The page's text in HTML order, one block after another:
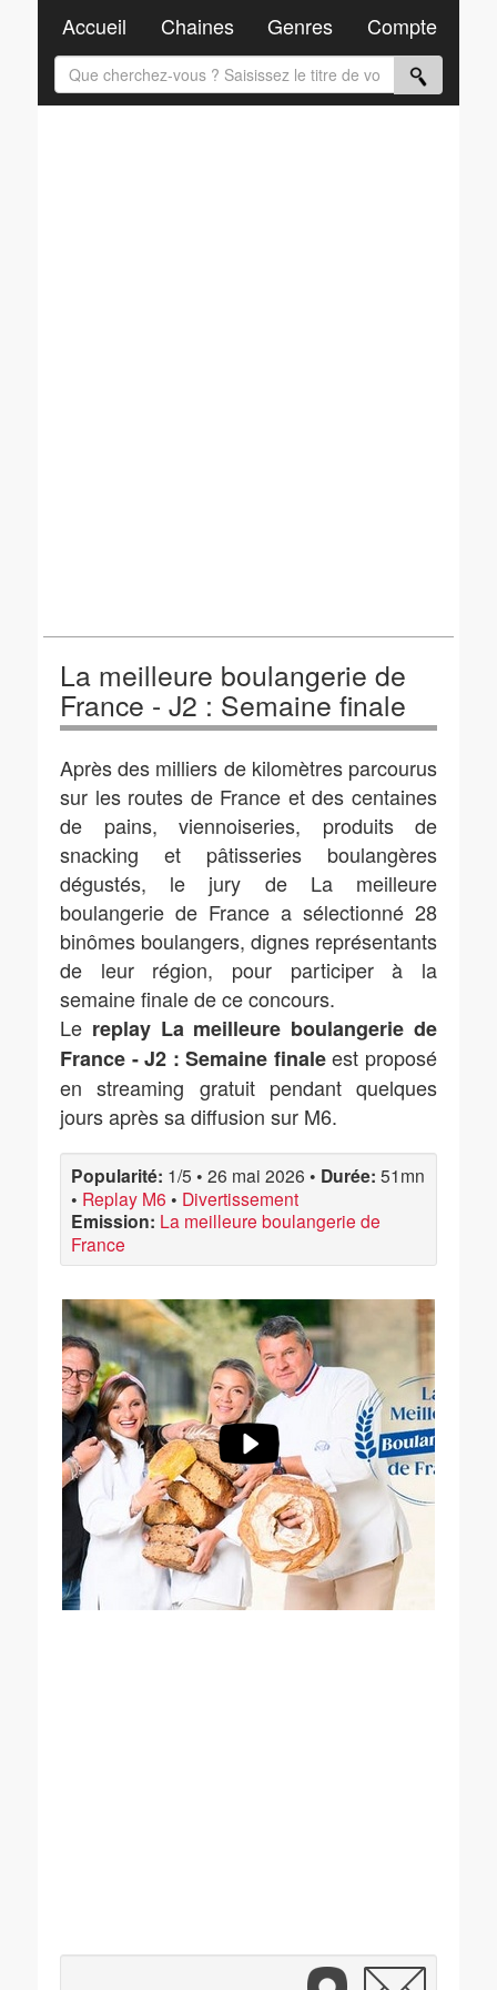
La meilleure boulangerie de
France - J2 : Semaine finale
Après des milliers de kilomètres parcourus
sur les routes de France et des centaines
de pains, viennoiseries, produits de
snacking et pâtisseries boulangères
dégustés, le jury de La meilleure
boulangerie de France a sélectionné 28
binômes boulangers, dignes représentants
de leur région, pour participer à la
semaine finale de ce concours.
Le replay La meilleure boulangerie de
France - J2 : Semaine finaleest proposé
en streaming gratuit pendant quelques
jours après sa diffusion sur M6.
Popularité: 1/5 • 26 mai 2026 • Durée: 51mn
• Replay M6 • Divertissement
Emission: La meilleure boulangerie de
France
Accueil Chaines Genres Compte